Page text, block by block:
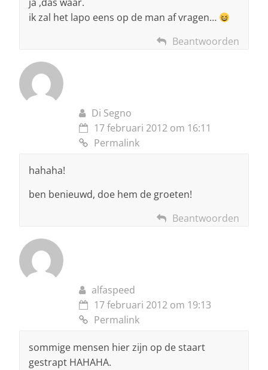
ik zal het lapo eens op de man af vragen…
Beantwoorden
Di Segno
17 februari 2012 om 16:11
Permalink
hahaha!
ben benieuwd, doe hem de groeten!
Beantwoorden
alfaspeed
17 februari 2012 om 19:13
Permalink
sommige mensen hier zijn op de staart
gestrapt HAHAHA.